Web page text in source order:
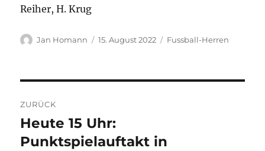
Reiher, H. Krug
Autor
Jan Homann
Veröffentlicht
15. August 2022 Kategorien
Fussball-Herren
ZURÜCK
Vorheriger
Beitrag:
Heute 15 Uhr:
Punktspielauftakt in